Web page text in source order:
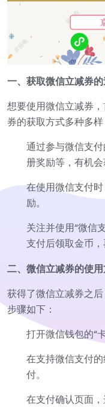
一、获取微信立减券
想要使用微信立减券
券的获取方式多种多
通过参与微信支
册奖励等，有机会
在使用微信支付
励。
关注并使用“微信
支付后领取金币，
二、微信立减券的使
获得了微信立减券之
步骤如下：
打开微信钱包的“
在支持微信支付
付。
在支付确认页面